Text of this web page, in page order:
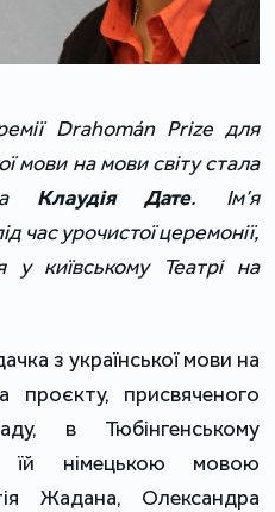
Drahomán Prize для
мови на мови світу стала
Клаудія Дате. Ім’я
час урочистої церемонії,
у київському Театрі на
з української мови на
проєкту, присвяченого
в Тюбінгенському
їй німецькою мовою
Жадана, Олександра